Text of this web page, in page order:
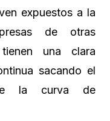
expuestos a la
de otras
una clara
sacando el
la curva de